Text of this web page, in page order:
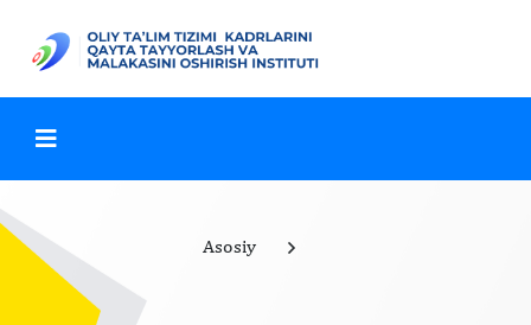
Asosiy